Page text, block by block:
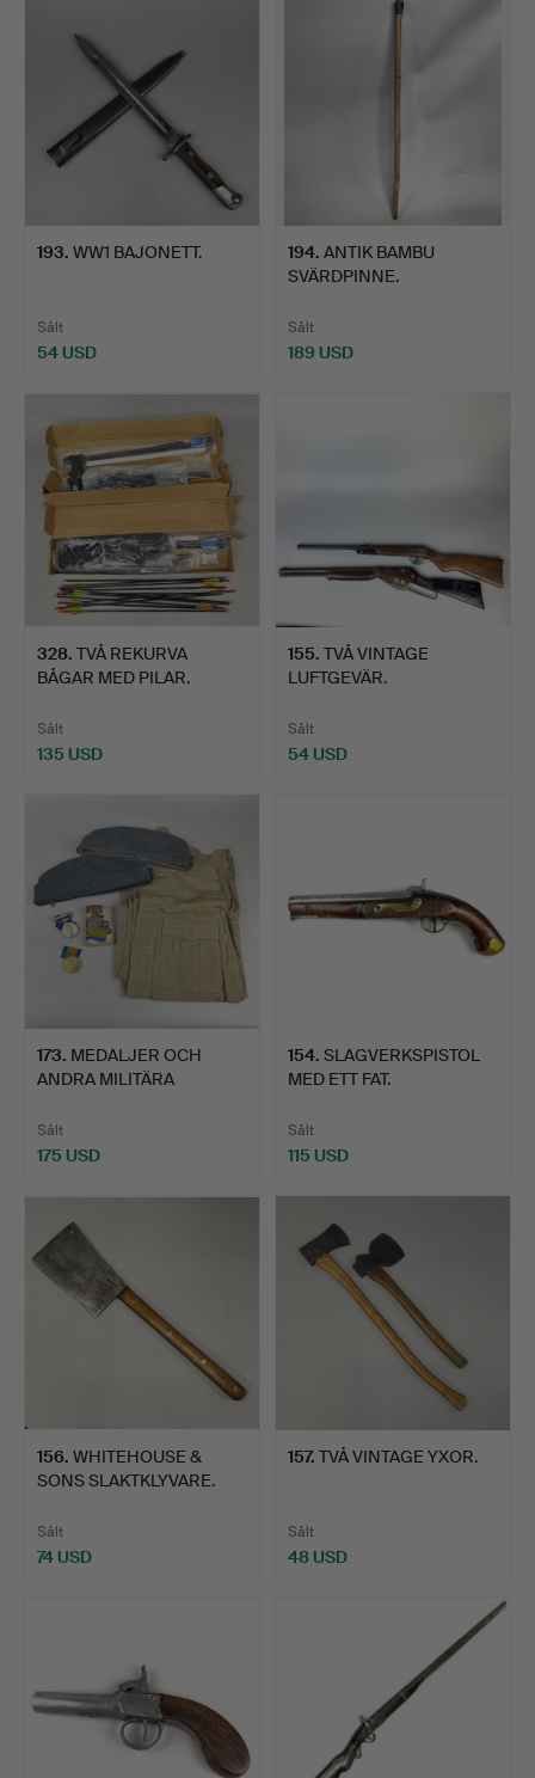
193. WW1 BAJONETT.
Sålt
54 USD
194. ANTIK BAMBU
SVÄRDPINNE.
Sålt
189 USD
328. TVÅ REKURVA
BÅGAR MED PILAR.
Sålt
135 USD
155. TVÅ VINTAGE
LUFTGEVÄR.
Sålt
54 USD
173. MEDALJER OCH
ANDRA MILITÄRA
Sålt
175 USD
154. SLAGVERKSPISTOL
MED ETT FAT.
Sålt
115 USD
156. WHITEHOUSE &
SONS SLAKTKLYVARE.
Sålt
74 USD
157. TVÅ VINTAGE YXOR.
Sålt
48 USD